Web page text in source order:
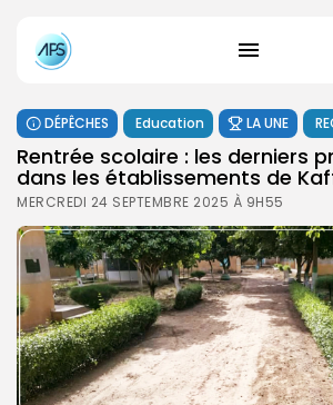
DÉPÊCHES Education LA UNE
Rentrée scolaire : les derniers
dans les établissements de
MERCREDI 24 SEPTEMBRE 2025 À 9H55